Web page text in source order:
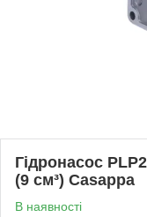
Гідронасос
(9 см³) Casappa
В наявності